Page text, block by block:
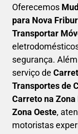
Oferecemos
para Nova
Transportar
segurança.
serviço de
Transportes de
Carreto na Zona
Zona Oeste,
motoristas